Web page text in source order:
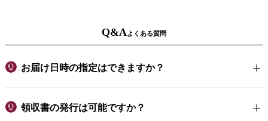
Q&Aよくある質問
お届け日時の指定はできますか？
領収書の発行は可能ですか？